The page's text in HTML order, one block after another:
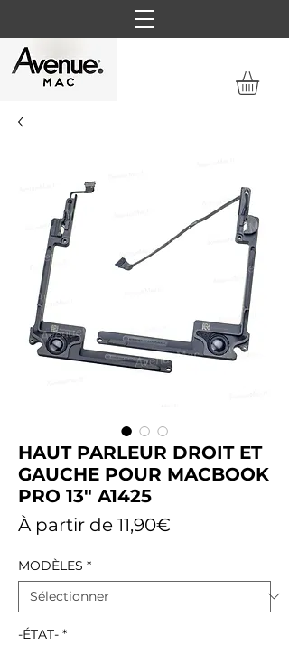
HAUT PARLEUR DROIT ET
GAUCHE POUR MACBOOK
PRO 13" A1425
À partir de 11,90€
MODÈLES *
-ÉTAT- *